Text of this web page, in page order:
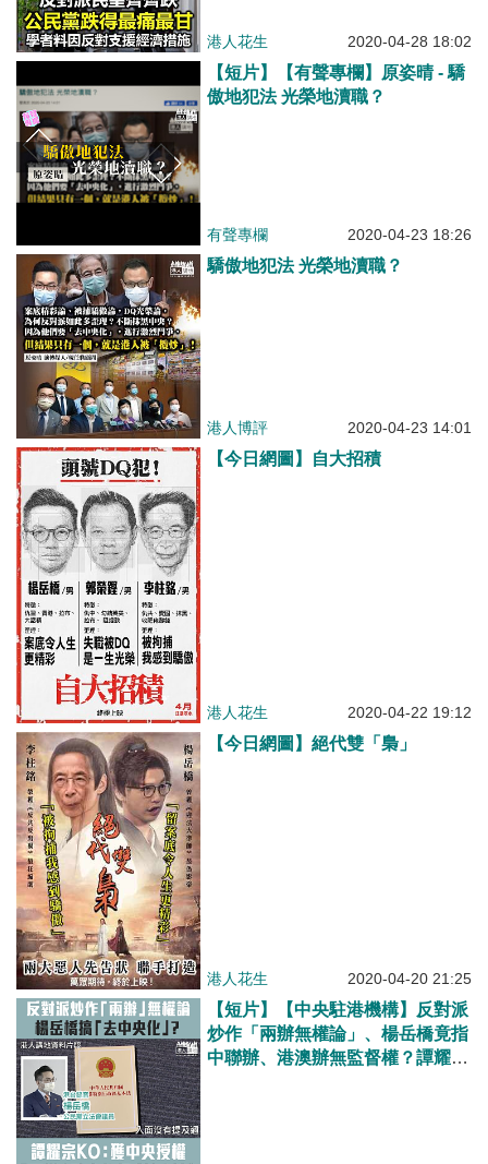
港人花生 2020-04-28 18:02
【短片】【有聲專欄】原姿晴 - 驕
傲地犯法 光榮地瀆職？
有聲專欄 2020-04-23 18:26
驕傲地犯法 光榮地瀆職？
港人博評 2020-04-23 14:01
【今日網圖】自大招積
港人花生 2020-04-22 19:12
【今日網圖】絕代雙「梟」
港人花生 2020-04-20 21:25
【短片】【中央駐港機構】反對派
炒作「兩辦無權論」、楊岳橋竟指
中聯辦、港澳辦無監督權？譚耀宗